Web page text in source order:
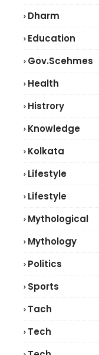
Dharm
Education
Gov.scehmes
Health
Histrory
Knowledge
Kolkata
Lifestyle
Lifestyle
Mythological
Mythology
Politics
Sports
Tach
Tech